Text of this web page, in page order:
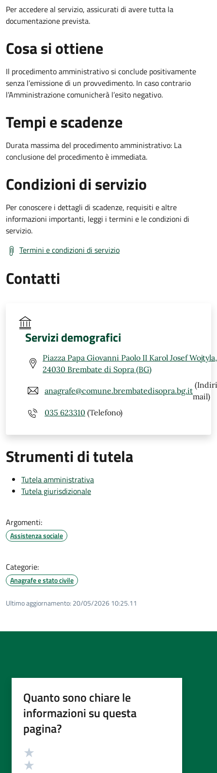
Per accedere al servizio, assicurati di avere tutta la
documentazione prevista.
Cosa si ottiene
Il procedimento amministrativo si conclude positivamente
senza l’emissione di un provvedimento. In caso contrario
l’Amministrazione comunicherà l’esito negativo.
Tempi e scadenze
Durata massima del procedimento amministrativo: La
conclusione del procedimento è immediata.
Condizioni di servizio
Per conoscere i dettagli di scadenze, requisiti e altre
informazioni importanti, leggi i termini e le condizioni di
servizio.
Termini e condizioni di servizio
Contatti
Servizi demografici
Piazza Papa Giovanni Paolo II Karol Josef
24030 Brembate di Sopra (BG)
anagrafe@comune.brembatedisopra.bg.it
mail)
035 623310 (Telefono)
Strumenti di tutela
Tutela amministrativa
Tutela giurisdizionale
Argomenti:
Assistenza sociale
Categorie:
Anagrafe e stato civile
Ultimo aggiornamento: 20/05/2026 10:25.11
Quanto sono chiare le
informazioni su questa
pagina?
Valutazione